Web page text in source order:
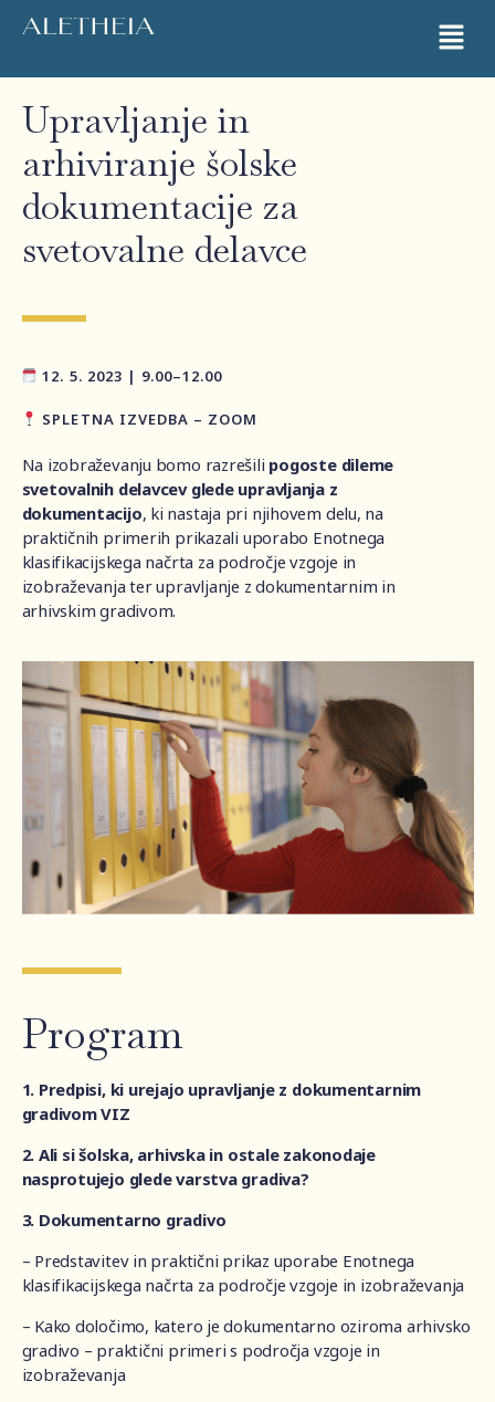
Upravljanje in
arhiviranje šolske
dokumentacije za
svetovalne delavce
12. 5. 2023 | 9.00–12.00
SPLETNA IZVEDBA – ZOOM
Na izobraževanju bomo razrešili pogoste dileme
svetovalnih delavcev glede upravljanja z
dokumentacijo, ki nastaja pri njihovem delu, na
praktičnih primerih prikazali uporabo Enotnega
klasifikacijskega načrta za področje vzgoje in
izobraževanja ter upravljanje z dokumentarnim in
arhivskim gradivom.
Program
1. Predpisi, ki urejajo upravljanje z dokumentarnim
gradivom VIZ
2. Ali si šolska, arhivska in ostale zakonodaje
nasprotujejo glede varstva gradiva?
3. Dokumentarno gradivo
– Predstavitev in praktični prikaz uporabe Enotnega
klasifikacijskega načrta za področje vzgoje in izobraževanja
– Kako določimo, katero je dokumentarno oziroma arhivsko
gradivo – praktični primeri s področja vzgoje in
izobraževanja